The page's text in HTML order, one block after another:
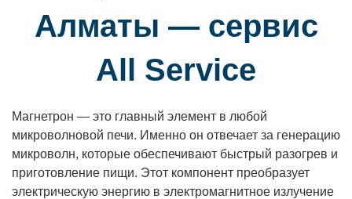
Алматы — сервис
All Service
Магнетрон — это главный элемент в любой
микроволновой печи. Именно он отвечает за генерацию
микроволн, которые обеспечивают быстрый разогрев и
приготовление пищи. Этот компонент преобразует
электрическую энергию в электромагнитное излучение